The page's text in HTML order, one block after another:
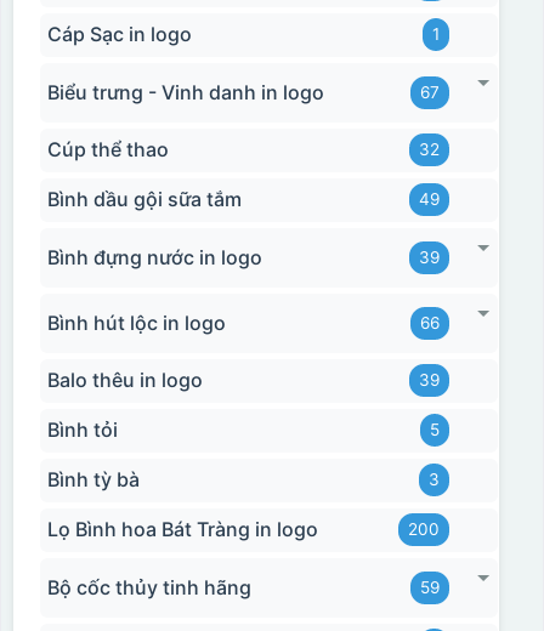
Cáp Sạc in logo 1
Biểu trưng - Vinh danh in logo 67
Cúp thể thao 32
Bình dầu gội sữa tắm 49
Bình đựng nước in logo 39
Bình hút lộc in logo 66
Balo thêu in logo 39
Bình tỏi 5
Bình tỳ bà 3
Lọ Bình hoa Bát Tràng in logo 200
Bộ cốc thủy tinh hãng 59